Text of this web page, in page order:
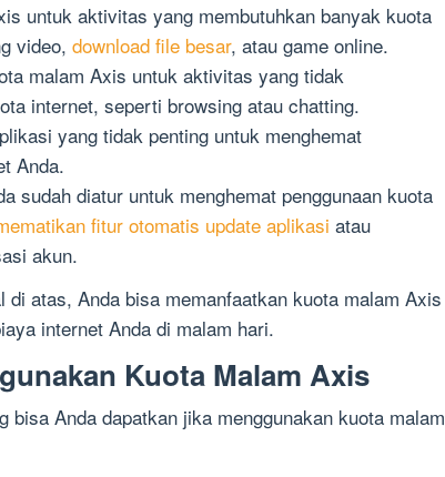
untuk aktivitas yang membutuhkan banyak kuota
video, download file besar, atau game online.
malam Axis untuk aktivitas yang tidak
internet, seperti browsing atau chatting.
yang tidak penting untuk menghemat
Anda.
sudah diatur untuk menghemat penggunaan kuota
fitur otomatis update aplikasi atau
akun.
di atas, Anda bisa memanfaatkan kuota malam Axis
internet Anda di malam hari.
Kuota Malam Axis
bisa Anda dapatkan jika menggunakan kuota malam